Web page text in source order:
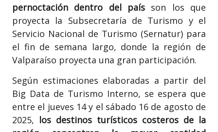
pernoctación dentro del país son los que
proyecta la Subsecretaría de Turismo y el
Servicio Nacional de Turismo (Sernatur) para
el fin de semana largo, donde la región de
Valparaíso proyecta una gran participación.
Según estimaciones elaboradas a partir del
Big Data de Turismo Interno, se espera que
entre el jueves 14 y el sábado 16 de agosto de
2025, los destinos turísticos costeros de la